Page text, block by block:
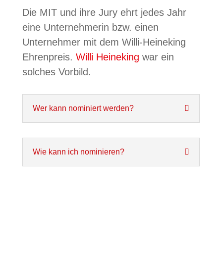
Die MIT und ihre Jury ehrt jedes Jahr
eine Unternehmerin bzw. einen
Unternehmer mit dem Willi-Heineking
Ehrenpreis. Willi Heineking war ein
solches Vorbild.
Wer kann nominiert werden?
Wie kann ich nominieren?